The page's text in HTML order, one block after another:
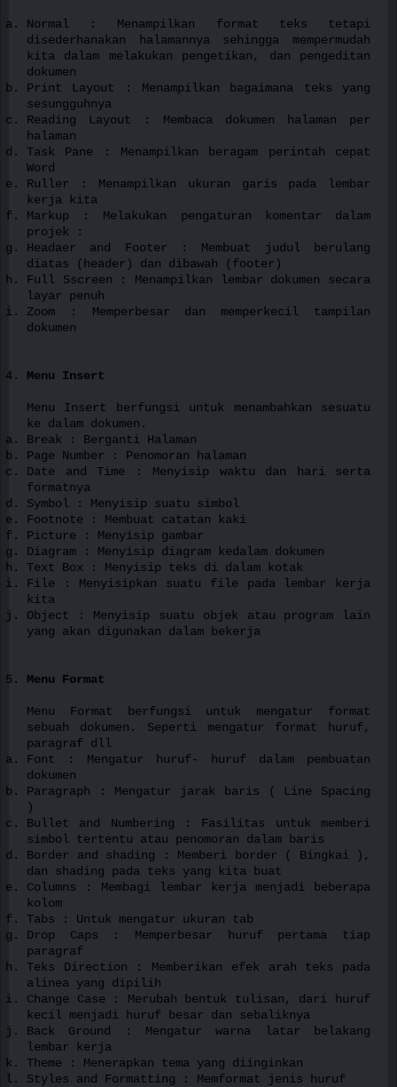
Normal : Menampilkan format teks tetapi
disederhanakan halamannya sehingga mempermudah
kita dalam melakukan pengetikan, dan pengeditan
dokumen
Print Layout : Menampilkan bagaimana teks yang
sesungguhnya
Reading Layout : Membaca dokumen halaman per
halaman
Task Pane : Menampilkan beragam perintah cepat
Word
Ruller : Menampilkan ukuran garis pada lembar
kerja kita
Markup : Melakukan pengaturan komentar dalam
projek :
Headaer and Footer : Membuat judul berulang
diatas (header) dan dibawah (footer)
Full Sscreen : Menampilkan lembar dokumen secara
layar penuh
Zoom : Memperbesar dan memperkecil tampilan
dokumen
Menu Insert
Menu Insert berfungsi untuk menambahkan sesuatu
ke dalam dokumen.
Break : Berganti Halaman
Page Number : Penomoran halaman
Date and Time : Menyisip waktu dan hari serta
formatnya
Symbol : Menyisip suatu simbol
Footnote : Membuat catatan kaki
Picture : Menyisip gambar
Diagram : Menyisip diagram kedalam dokumen
Text Box : Menyisip teks di dalam kotak
File : Menyisipkan suatu file pada lembar kerja
kita
Object : Menyisip suatu objek atau program lain
yang akan digunakan dalam bekerja
Menu Format
Menu Format berfungsi untuk mengatur format
sebuah dokumen. Seperti mengatur format huruf,
paragraf dll
Font : Mengatur huruf- huruf dalam pembuatan
dokumen
Paragraph : Mengatur jarak baris ( Line Spacing
)
Bullet and Numbering : Fasilitas untuk memberi
simbol tertentu atau penomoran dalam baris
Border and shading : Memberi border ( Bingkai ),
dan shading pada teks yang kita buat
Columns : Membagi lembar kerja menjadi beberapa
kolom
Tabs : Untuk mengatur ukuran tab
Drop Caps : Memperbesar huruf pertama tiap
paragraf
Teks Direction : Memberikan efek arah teks pada
alinea yang dipilih
Change Case : Merubah bentuk tulisan, dari huruf
kecil menjadi huruf besar dan sebaliknya
Back Ground : Mengatur warna latar belakang
lembar kerja
Theme : Menerapkan tema yang diinginkan
Styles and Formatting : Memformat jenis huruf